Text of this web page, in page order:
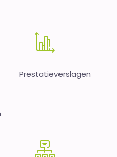
Prestatieverslagen